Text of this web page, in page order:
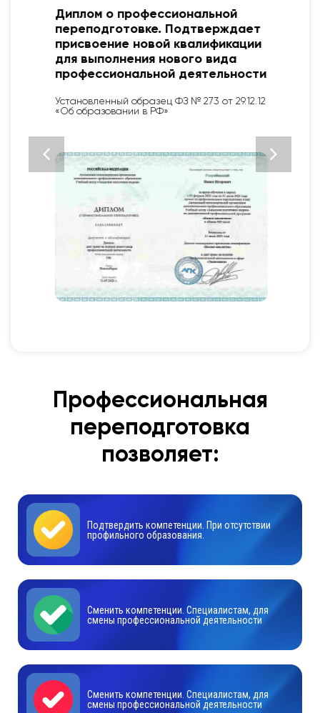
Диплом о профессиональной
переподготовке. Подтверждает
присвоение новой квалификации
для выполнения нового вида
профессиональной деятельности
Установленный образец ФЗ № 273 от 29.12.12
«Об образовании в РФ»
Профессиональная
переподготовка
позволяет:
Подтвердить компетенции. При отсутствии
профильного образования.
Сменить компетенции. Специалистам, для
смены профессиональной деятельности
Сменить компетенции. Специалистам, для
смены профессиональной деятельности